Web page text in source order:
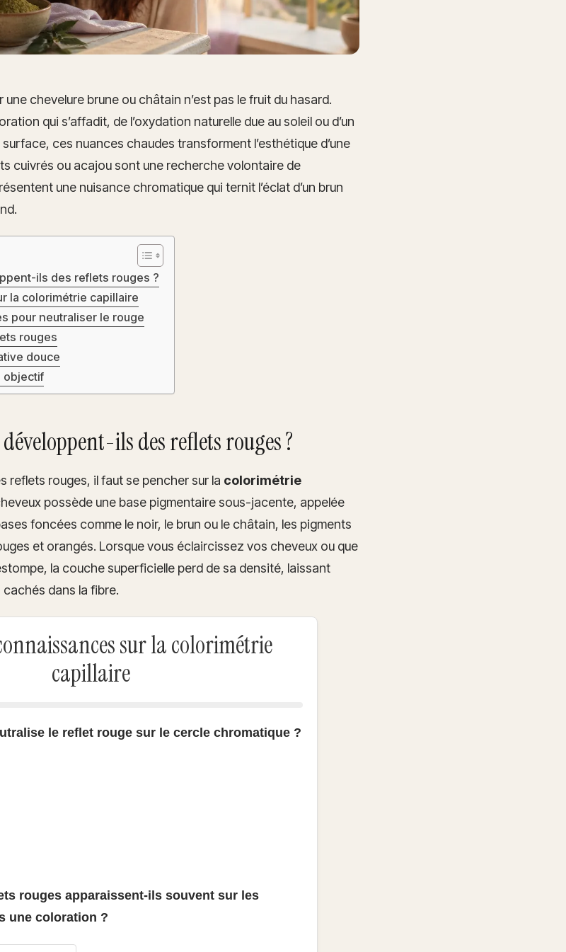
une chevelure brune ou châtain n’est pas le fruit du hasard.
qui s’affadit, de l’oxydation naturelle due au soleil ou d’un
ces nuances chaudes transforment l’esthétique d’une
cuivrés ou acajou sont une recherche volontaire de
une nuisance chromatique qui ternit l’éclat d’un brun
ils des reflets rouges ?
la colorimétrie capillaire
pour neutraliser le rouge
rouges
douce
objectif
ils des reflets rouges ?
reflets rouges, il faut se pencher sur la colorimétrie
possède une base pigmentaire sous-jacente, appelée
foncées comme le noir, le brun ou le châtain, les pigments
et orangés. Lorsque vous éclaircissez vos cheveux ou que
la couche superficielle perd de sa densité, laissant
dans la fibre.
sur la colorimétrie
capillaire
le reflet rouge sur le cercle chromatique ?
rouges apparaissent-ils souvent sur les
une coloration ?